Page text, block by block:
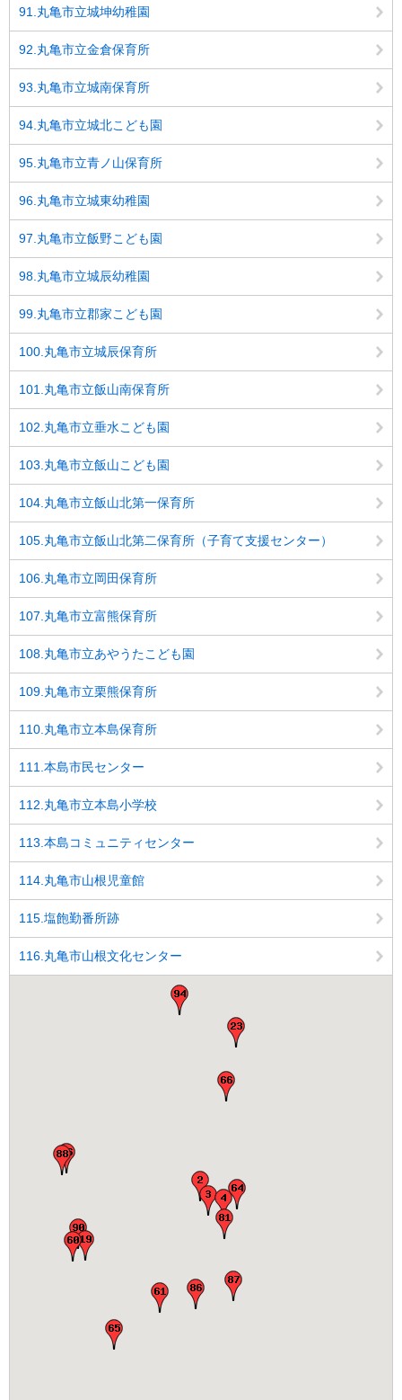
91.丸亀市立城坤幼稚園
92.丸亀市立金倉保育所
93.丸亀市立城南保育所
94.丸亀市立城北こども園
95.丸亀市立青ノ山保育所
96.丸亀市立城東幼稚園
97.丸亀市立飯野こども園
98.丸亀市立城辰幼稚園
99.丸亀市立郡家こども園
100.丸亀市立城辰保育所
101.丸亀市立飯山南保育所
102.丸亀市立垂水こども園
103.丸亀市立飯山こども園
104.丸亀市立飯山北第一保育所
105.丸亀市立飯山北第二保育所（子育て支援センター）
106.丸亀市立岡田保育所
107.丸亀市立富熊保育所
108.丸亀市立あやうたこども園
109.丸亀市立栗熊保育所
110.丸亀市立本島保育所
111.本島市民センター
112.丸亀市立本島小学校
113.本島コミュニティセンター
114.丸亀市山根児童館
115.塩飽勤番所跡
116.丸亀市山根文化センター